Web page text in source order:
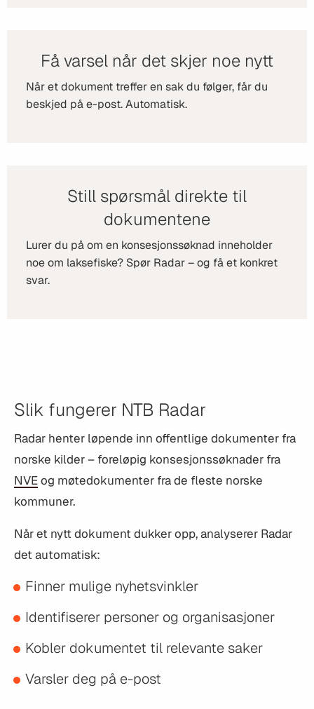
Få varsel når det skjer noe nytt
Når et dokument treffer en sak du følger, får du
beskjed på e-post. Automatisk.
Still spørsmål direkte til
dokumentene
Lurer du på om en konsesjonssøknad inneholder
noe om laksefiske? Spør Radar – og få et konkret
svar.
Slik fungerer NTB Radar
Radar henter løpende inn offentlige dokumenter fra
norske kilder – foreløpig konsesjonssøknader fra
NVEog møtedokumenter fra de fleste norske
kommuner.
Når et nytt dokument dukker opp, analyserer Radar
det automatisk:
Finner mulige nyhetsvinkler
Identifiserer personer og organisasjoner
Kobler dokumentet til relevante saker
Varsler deg på e-post